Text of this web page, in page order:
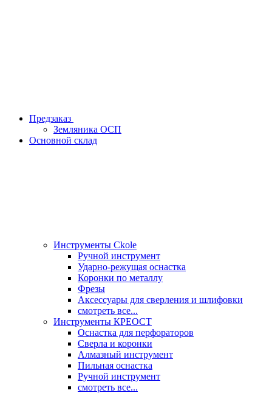
Предзаказ
Земляника ОСП
Основной склад
Инструменты Ckole
Ручной инструмент
Ударно‑режущая оснастка
Коронки по металлу
Фрезы
Аксессуары для сверления и шлифовки
смотреть все...
Инструменты КРЕОСТ
Оснастка для перфораторов
Сверла и коронки
Алмазный инструмент
Пильная оснастка
Ручной инструмент
смотреть все...